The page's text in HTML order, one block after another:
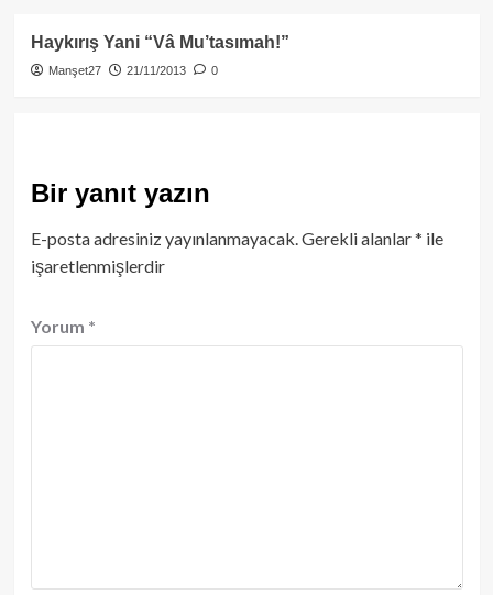
Haykırış Yani “Vâ Mu’tasımah!”
Manşet27 21/11/2013 0
Bir yanıt yazın
E-posta adresiniz yayınlanmayacak.Gerekli alanlar* ile
işaretlenmişlerdir
Yorum *